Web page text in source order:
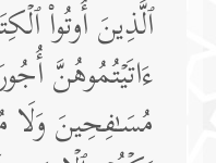
ٱلَّذِینَ أُوتُوا۟
ءَاتَیۡتُمُوهُنَّ
مُسَـٰفِحِینَ